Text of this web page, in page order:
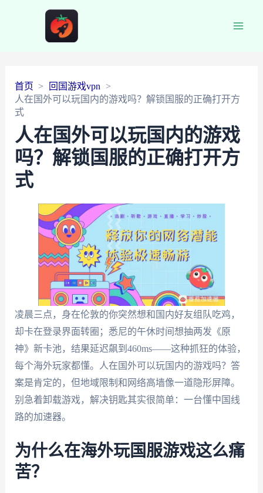
首页
回国游戏vpn
人在国外可以玩国内的游戏吗？解锁国服的正确打开方
式
人在国外可以玩国内的游戏
吗？解锁国服的正确打开方
式
凌晨三点，身在伦敦的你突然想和国内好友组队吃鸡，
却卡在登录界面转圈；悉尼的午休时间想抽两发《原
神》新卡池，结果延迟飙到460ms——这种抓狂的体验，
每个海外玩家都懂。人在国外可以玩国内的游戏吗？答
案是肯定的，但地域限制和网络高墙像一道隐形屏障。
别急着卸载游戏，解决钥匙其实很简单：一台懂中国线
路的加速器。
为什么在海外玩国服游戏这么痛
苦？